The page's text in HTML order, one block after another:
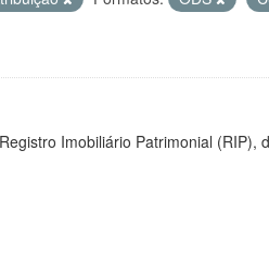
Imobiliário Patrimonial (RIP),